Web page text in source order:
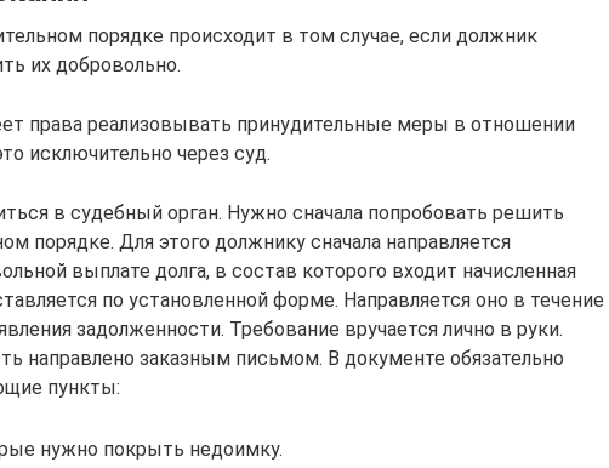
порядке происходит в том случае, если должник
их добровольно.
права реализовывать принудительные меры в отношении
исключительно через суд.
в судебный орган. Нужно сначала попробовать решить
порядке. Для этого должнику сначала направляется
выплате долга, в состав которого входит начисленная
по установленной форме. Направляется оно в течение
задолженности. Требование вручается лично в руки.
направлено заказным письмом. В документе обязательно
пункты:
нужно покрыть недоимку.